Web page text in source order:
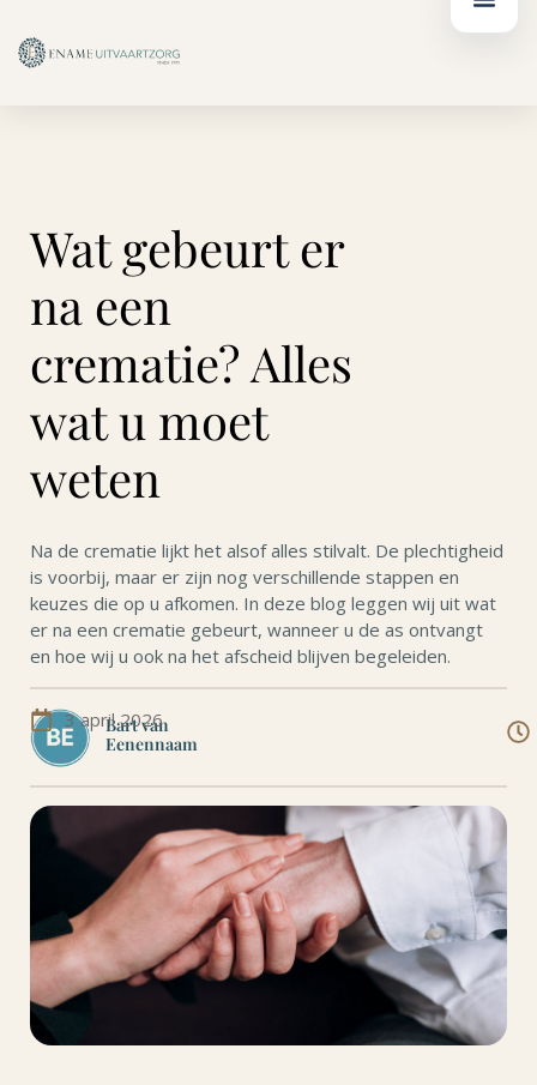
inhoud
naar
de
Wat gebeurt er
na een
crematie? Alles
wat u moet
weten
Na de crematie lijkt het alsof alles stilvalt. De plechtigheid
is voorbij, maar er zijn nog verschillende stappen en
keuzes die op u afkomen. In deze blog leggen wij uit wat
er na een crematie gebeurt, wanneer u de as ontvangt
en hoe wij u ook na het afscheid blijven begeleiden.
Bart van
Eenennaam
3 april 2026